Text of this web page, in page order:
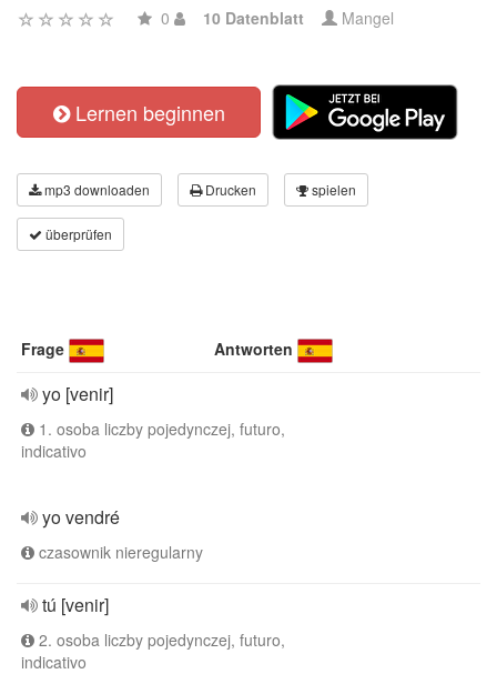
0 10 Datenblatt Mangel
Lernen beginnen
mp3 downloaden Drucken spielen
überprüfen
Frage Antworten
yo [venir]
1. osoba liczby pojedynczej, futuro,
indicativo
yo vendré
czasownik nieregularny
tú [venir]
2. osoba liczby pojedynczej, futuro,
indicativo